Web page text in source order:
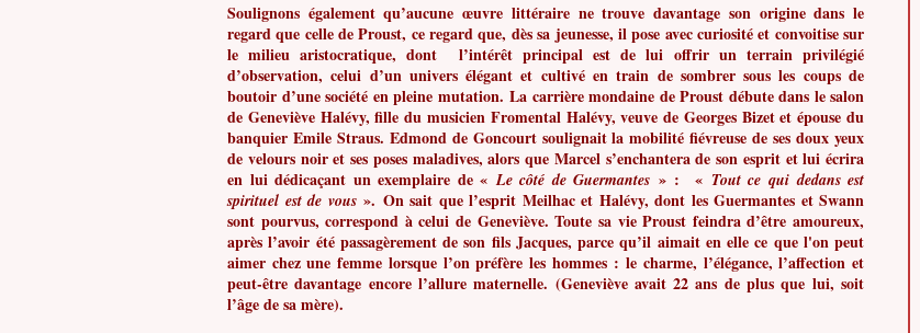
Soulignons également qu’aucune œuvre littéraire ne trouve davantage son origine dans le
regard que celle de Proust, ce regard que, dès sa jeunesse, il pose avec curiosité et convoitise sur
le milieu aristocratique, dont l’intérêt principal est de lui offrir un terrain privilégié
d’observation, celui d’un univers élégant et cultivé en train de sombrer sous les coups de
boutoir d’une société en pleine mutation. La carrière mondaine de Proust débute dans le salon
de Geneviève Halévy, fille du musicien Fromental Halévy, veuve de Georges Bizet et épouse du
banquier Emile Straus. Edmond de Goncourt soulignait la mobilité fiévreuse de ses doux yeux
de velours noir et ses poses maladives, alors que Marcel s’enchantera de son esprit et lui écrira
en lui dédicaçant un exemplaire de «Le côté de Guermantes » : « Tout ce qui dedans est
spirituel est de vous ». On sait que l’esprit Meilhac et Halévy, dont les Guermantes et Swann
sont pourvus, correspond à celui de Geneviève. Toute sa vie Proust feindra d’être amoureux,
après l’avoir été passagèrement de son fils Jacques, parce qu’il aimait en elle ce que l'on peut
aimer chez une femme lorsque l’on préfère les hommes : le charme, l’élégance, l’affection et
peut-être davantage encore l’allure maternelle. (Geneviève avait 22 ans de plus que lui, soit
l’âge de sa mère).